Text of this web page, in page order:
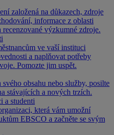
založená na důkazech, zdroje
informace z oblasti
výzkumné zdroje.
ve vaší instituci
a naplňovat potřeby
Pomozte jim uspět.
svého obsahu nebo služby, posilte
stávajících a nových trzích.
a studenti
která vám umožní
EBSCO a začněte se svým